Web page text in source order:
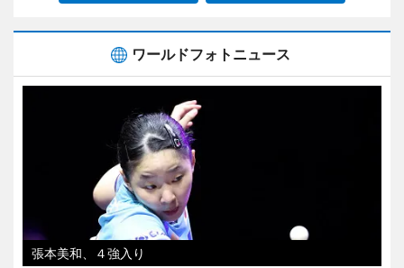
ワールドフォトニュース
張本美和、４強入り